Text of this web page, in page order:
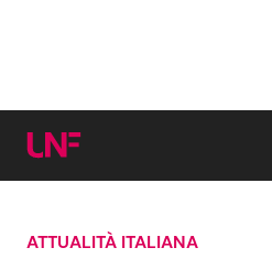
Cerca:
ATTUALITÀ ITALIANA